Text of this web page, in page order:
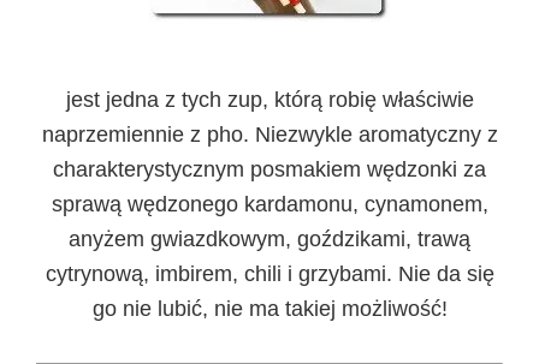
jest jedna z tych zup, którą robię właściwie
naprzemiennie z pho. Niezwykle aromatyczny z
charakterystycznym posmakiem wędzonki za
sprawą wędzonego kardamonu, cynamonem,
anyżem gwiazdkowym, goździkami, trawą
cytrynową, imbirem, chili i grzybami. Nie da się
go nie lubić, nie ma takiej możliwość!